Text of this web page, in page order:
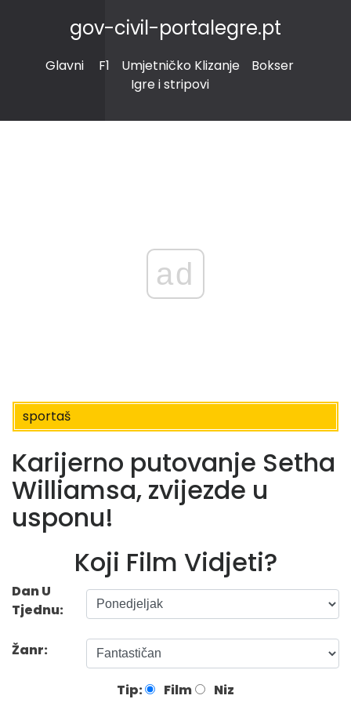
gov-civil-portalegre.pt
Glavni F1 Umjetničko Klizanje
Bokser
Igre i stripovi
ad
sportaš
Karijerno putovanje Setha
Williamsa, zvijezde u
usponu!
Koji Film Vidjeti?
Dan U
Tjednu:
Žanr:
Tip: Film Niz